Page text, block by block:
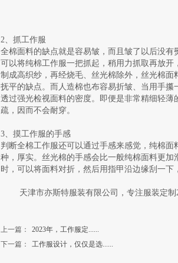
2、抓工作服
全棉面料的缺点就是容易皱，而且皱了以后没有
可以将纯棉工作服一把抓起，稍用力抓取再放
制成高织纱，再经烧毛、丝光棉除外，丝光棉
抚平的缺点。而人造棉也布容易折皱、当用手攥
透过强光检视面料的密度。即便是非常精细轻
疏，因而不会耐穿。
3、摸工作服的手感
判断全棉工作服还可以通过手感来感觉，纯棉
种，厚实。丝光棉的手感会比一般纯棉面料更
时，可以将面料对折，然后用指甲沿边缘刮一
天津市亦斯特服装有限公司，专注服装定制
上一篇：
2023年，工作服定......
下一篇：
工作服设计，仅仅是选......